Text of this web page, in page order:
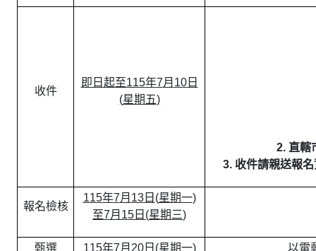
收件
即日起至115年7月 10日
(星期五)
2. 直轄
3. 收件請親送報
報名檢核
115年7月 13日 (星期一)
至7月 15 日 (星期三)
甄選 115年7月 20日 (星期一) 以電